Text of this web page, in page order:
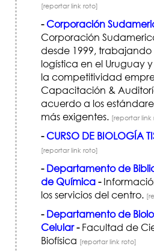
[reportar link roto]
-Corporación
Corporación
desde 1999,
logística en el Uruguay
la competitividad
Capacitación &
acuerdo a los
más exigentes. [reportar link
-CURSO DE BIOLOGÍA
[reportar link roto]
- Departamento de
de Química-
los servicios del centro.
- Departamento de
Celular-Facultad de
Biofísica [reportar link roto]